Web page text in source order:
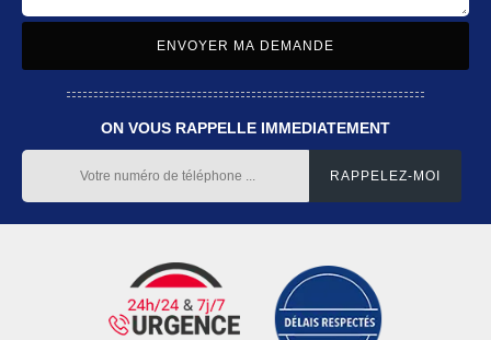
ON VOUS RAPPELLE IMMEDIATEMENT